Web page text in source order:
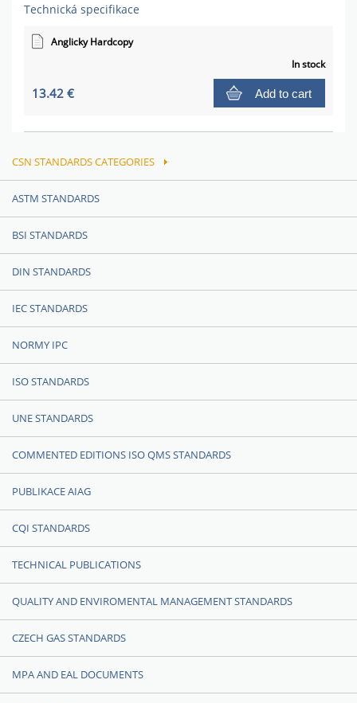
Technická specifikace
Anglicky Hardcopy
In stock
13.42 € Add to cart
CSN STANDARDS CATEGORIES
ASTM STANDARDS
BSI STANDARDS
DIN STANDARDS
IEC STANDARDS
NORMY IPC
ISO STANDARDS
UNE STANDARDS
COMMENTED EDITIONS ISO QMS STANDARDS
PUBLIKACE AIAG
CQI STANDARDS
TECHNICAL PUBLICATIONS
QUALITY AND ENVIROMENTAL MANAGEMENT STANDARDS
CZECH GAS STANDARDS
MPA AND EAL DOCUMENTS